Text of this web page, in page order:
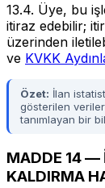
13.4. Üye, bu
itiraz edebilir;
üzerinden
ve KVKK
Özet: İlan
gösterilen
tanımlayan bir
MADDE 14 —
KALDIRMA